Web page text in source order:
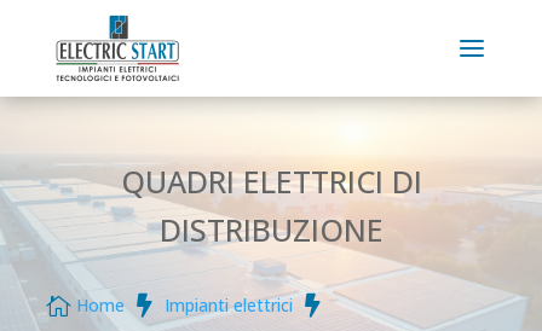
QUADRI ELETTRICI DI
DISTRIBUZIONE
 Home  Impianti elettrici 